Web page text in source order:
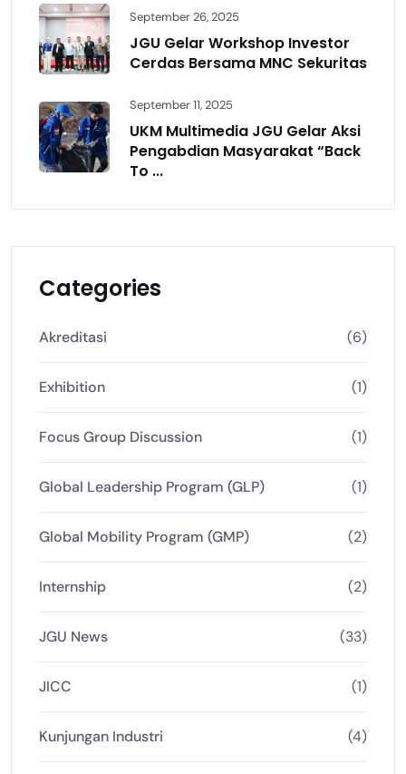
September 26, 2025
JGU Gelar Workshop Investor
Cerdas Bersama MNC Sekuritas
September 11, 2025
UKM Multimedia JGU Gelar Aksi
Pengabdian Masyarakat “Back
To ...
Categories
Akreditasi (6)
Exhibition (1)
Focus Group Discussion (1)
Global Leadership Program (GLP) (1)
Global Mobility Program (GMP) (2)
Internship (2)
JGU News (33)
JICC (1)
Kunjungan Industri (4)